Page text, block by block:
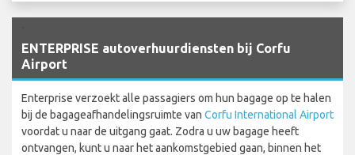
ENTERPRISE autoverhuurdiensten bij Corfu
Airport
Enterprise verzoekt alle passagiers om hun bagage op te halen
bij de bagageafhandelingsruimte van Corfu International Airport
voordat u naar de uitgang gaat. Zodra u uw bagage heeft
ontvangen, kunt u naar het aankomstgebied gaan, binnen het